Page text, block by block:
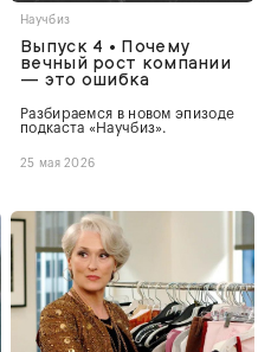
Научбиз
Выпуск 4 • Почему
вечный рост компании
— это ошибка
Разбираемся в новом эпизоде
подкаста «Научбиз».
25 мая 2026